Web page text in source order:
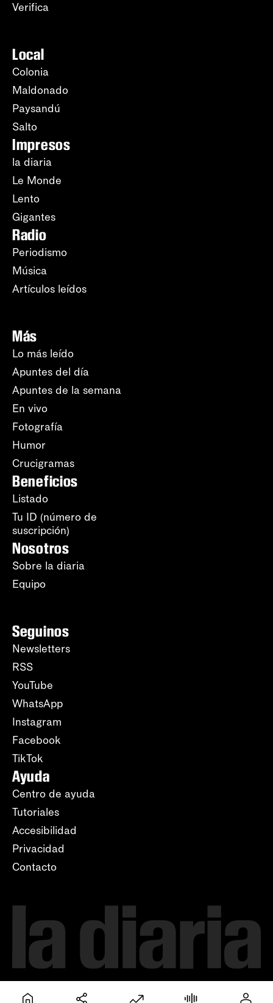
Verifica
Local
Colonia
Maldonado
Paysandú
Salto
Impresos
la diaria
Le Monde
Lento
Gigantes
Radio
Periodismo
Música
Artículos leídos
Más
Lo más leído
Apuntes del día
Apuntes de la semana
En vivo
Fotografía
Humor
Crucigramas
Beneficios
Listado
Tu ID (número de
suscripción)
Nosotros
Sobre la diaria
Equipo
Seguinos
Newsletters
RSS
YouTube
WhatsApp
Instagram
Facebook
TikTok
Ayuda
Centro de ayuda
Tutoriales
Accesibilidad
Privacidad
Contacto